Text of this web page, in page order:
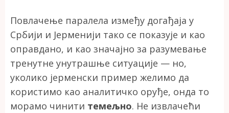
Повлачење паралела између догађаја у
Србији и Јерменији тако се показује и као
оправдано, и као значајно за разумевање
тренутне унутрашње ситуације — но,
уколико јерменски пример желимо да
користимо као аналитичко оруђе, онда то
морамо чинити темељно. Не извлачећи